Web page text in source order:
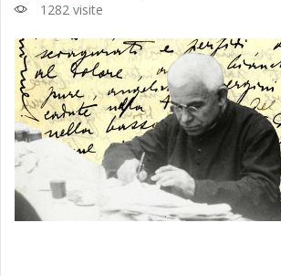
1282 visite